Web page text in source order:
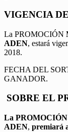
VIGENCIA
La PROMOCIÓN
ADEN, estará
2018.
FECHA DEL
GANADOR.
SOBRE EL
La PROMOCIÓN
ADEN, premiará